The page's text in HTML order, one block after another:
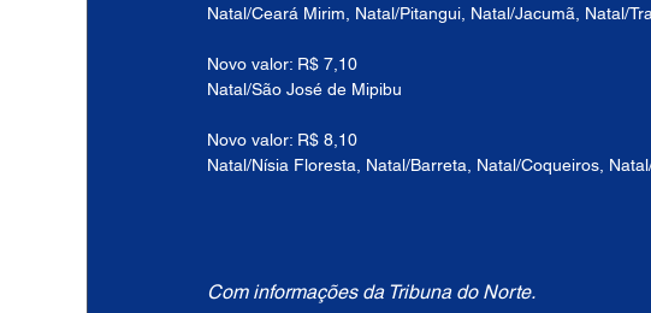
Natal/Ceará Mirim, Natal/Pitangui, Natal/Jacumã, Natal/
Novo valor: R$ 7,10
Natal/São José de Mipibu
Novo valor: R$ 8,10
Natal/Nísia Floresta, Natal/Barreta, Natal/Coqueiros,
Com informações da Tribuna do Norte.